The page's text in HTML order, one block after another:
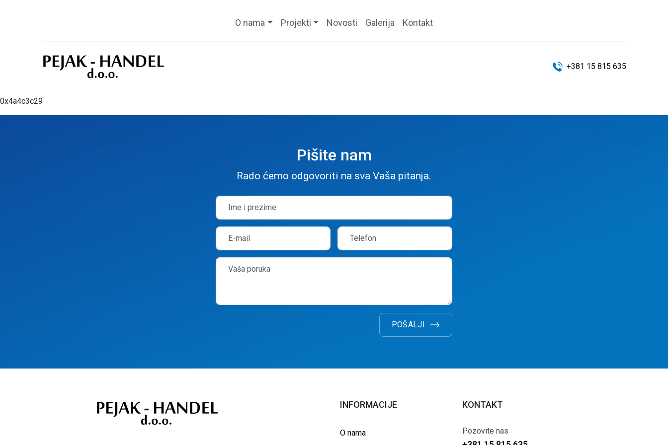
O nama Projekti Novosti Galerija Kontakt
+381 15 815 635
0x4a4c3c29
Pišite nam
Rado ćemo odgovoriti na sva Vaša pitanja.
POŠALJI
INFORMACIJE
O nama
KONTAKT
Pozovite nas